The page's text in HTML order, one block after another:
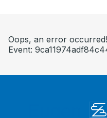
Oops, an error
Event: